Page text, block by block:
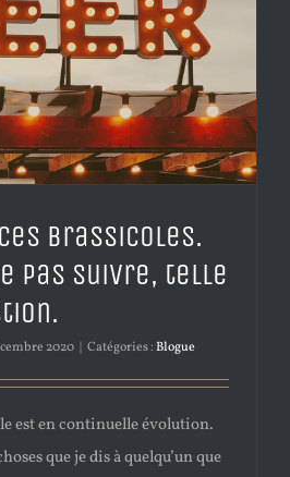
brassicoles.
pas suivre, telle
2020 Catégories :Blogue
est en continuelle évolution.
que je dis à quelqu’un que